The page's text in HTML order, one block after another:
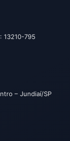
13210-795
– Jundiaí/SP